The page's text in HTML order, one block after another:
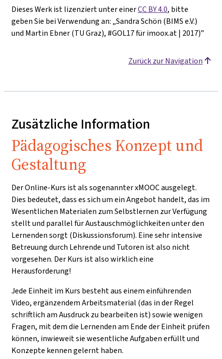
Dieses Werk ist lizenziert unter einerCC BY 4.0, bitte
geben Sie bei Verwendung an: „Sandra Schön (BIMS e.V.)
und Martin Ebner (TU Graz), #GOL17 für imoox.at | 2017)”
Zurück zur Navigation
Zusätzliche Information
Pädagogisches Konzept und
Gestaltung
Der Online-Kurs ist als sogenannter xMOOC ausgelegt.
Dies bedeutet, dass es sich um ein Angebot handelt, das im
Wesentlichen Materialen zum Selbstlernen zur Verfügung
stellt und parallel für Austauschmöglichkeiten unter den
Lernenden sorgt (Diskussionsforum). Eine sehr intensive
Betreuung durch Lehrende und Tutoren ist also nicht
vorgesehen. Der Kurs ist also wirklich eine
Herausforderung!
Jede Einheit im Kurs besteht aus einem einführenden
Video, ergänzendem Arbeitsmaterial (das in der Regel
schriftlich am Ausdruck zu bearbeiten ist) sowie wenigen
Fragen, mit dem die Lernenden am Ende der Einheit prüfen
können, inwieweit sie wesentliche Aufgaben erfüllt und
Konzepte kennen gelernt haben.